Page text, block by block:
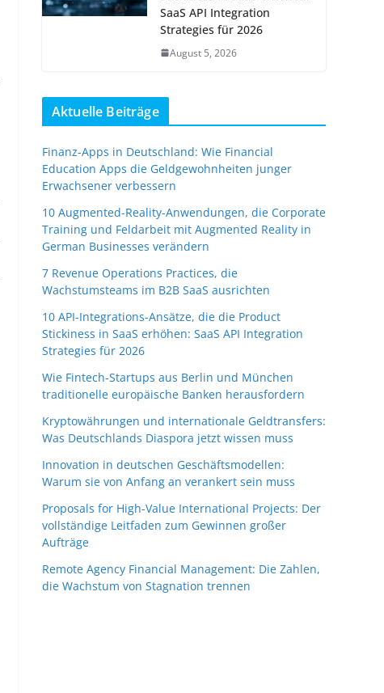
SaaS API Integration
Strategies für 2026
August 5, 2026
Aktuelle Beiträge
Finanz-Apps in Deutschland: Wie Financial
Education Apps die Geldgewohnheiten junger
Erwachsener verbessern
10 Augmented-Reality-Anwendungen, die Corporate
Training und Feldarbeit mit Augmented Reality in
German Businesses verändern
7 Revenue Operations Practices, die
Wachstumsteams im B2B SaaS ausrichten
10 API-Integrations-Ansätze, die die Product
Stickiness in SaaS erhöhen: SaaS API Integration
Strategies für 2026
Wie Fintech-Startups aus Berlin und München
traditionelle europäische Banken herausfordern
Kryptowährungen und internationale Geldtransfers:
Was Deutschlands Diaspora jetzt wissen muss
Innovation in deutschen Geschäftsmodellen:
Warum sie von Anfang an verankert sein muss
Proposals for High-Value International Projects: Der
vollständige Leitfaden zum Gewinnen großer
Aufträge
Remote Agency Financial Management: Die Zahlen,
die Wachstum von Stagnation trennen